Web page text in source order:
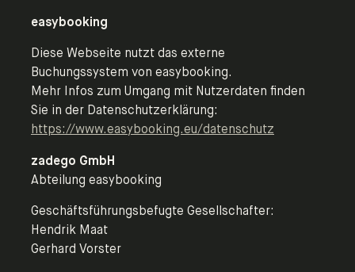
easybooking
Diese Webseite nutzt das externe
Buchungssystem von easybooking.
Mehr Infos zum Umgang mit Nutzerdaten finden
Sie in der Datenschutzerklärung:
https://www.easybooking.eu/datenschutz
zadego GmbH
Abteilung easybooking
Geschäftsführungsbefugte Gesellschafter:
Hendrik Maat
Gerhard Vorster